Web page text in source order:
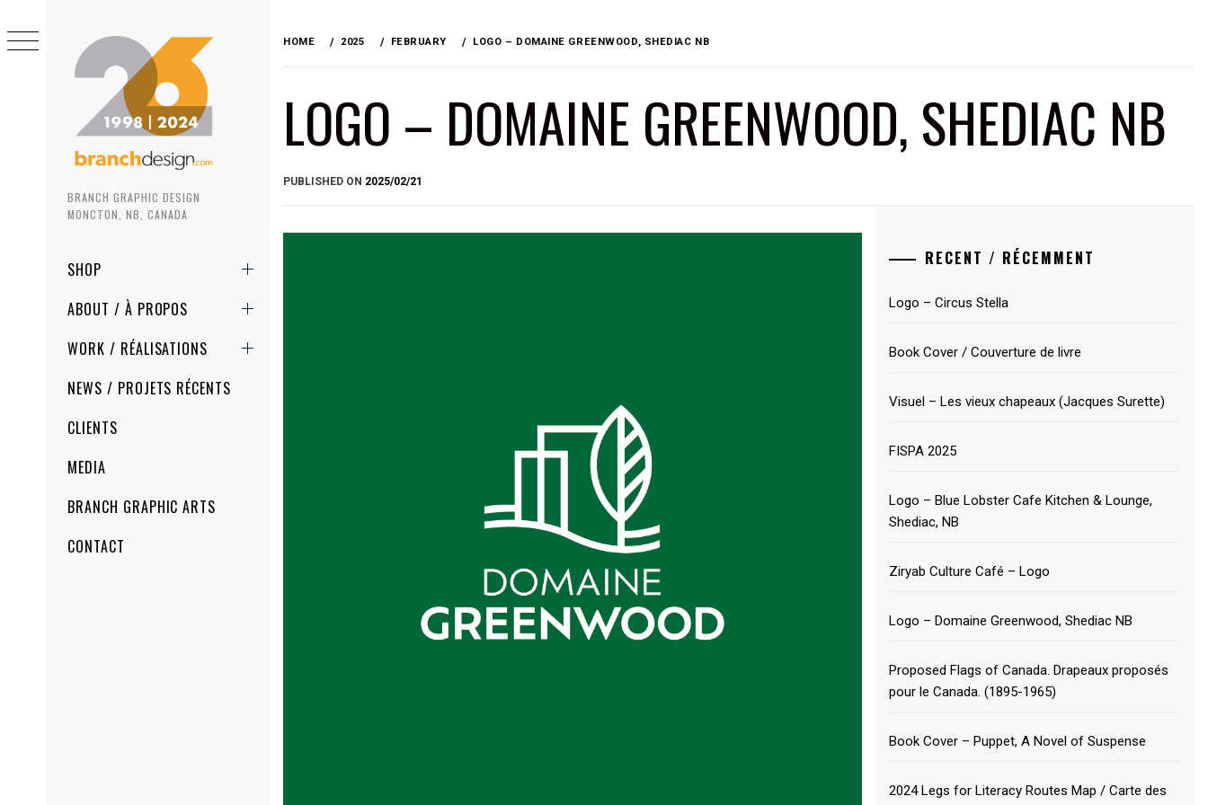
BRANCH GRAPHIC DESIGN
MONCTON, NB, CANADA
MenuSHOP
ABOUT / À PROPOS
WORK / RÉALISATIONS
NEWS / PROJETS RÉCENTS
CLIENTS
MEDIA
BRANCH GRAPHIC ARTS
CONTACT
to
content
HOME 2025 FEBRUARY LOGO – DOMAINE GREENWOOD, SHEDIAC NB
LOGO – DOMAINE GREENWOOD, SHEDIAC NB
PUBLISHED ON 2025/02/21
RECENT / RÉCEMMENT
Logo – Circus Stella
Book Cover / Couverture de livre
Visuel – Les vieux chapeaux (Jacques Surette)
FISPA 2025
Logo – Blue Lobster Cafe Kitchen & Lounge,
Shediac, NB
Ziryab Culture Café – Logo
Logo – Domaine Greenwood, Shediac NB
Proposed Flags of Canada. Drapeaux proposés
pour le Canada. (1895-1965)
Book Cover – Puppet, A Novel of Suspense
2024 Legs for Literacy Routes Map / Carte des